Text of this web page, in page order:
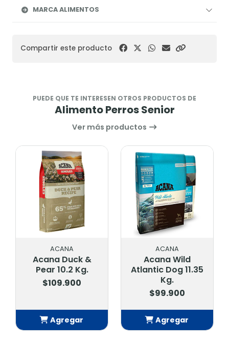
MARCA ALIMENTOS
Compartir este producto
PUEDE QUE TE INTERESEN OTROS PRODUCTOS DE
Alimento Perros Senior
Ver más productos
ACANA
Acana Duck &
Pear 10.2 Kg.
$109.900
Agregar
ACANA
Acana Wild
Atlantic Dog 11.35
Kg.
$99.900
Agregar